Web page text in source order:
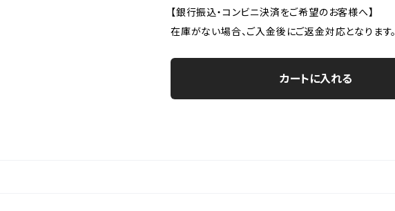
【銀行振込・コンビニ決済をご希望のお客様へ】
在庫がない場合、ご入金後にご返金対応となります。
カートに入れる